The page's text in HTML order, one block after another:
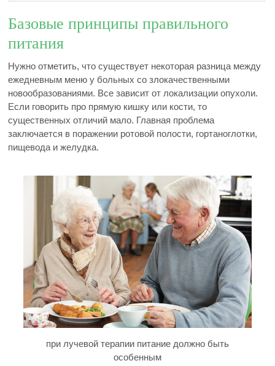
Базовые принципы правильного
питания
Нужно отметить, что существует некоторая разница между
ежедневным меню у больных со злокачественными
новообразованиями. Все зависит от локализации опухоли.
Если говорить про прямую кишку или кости, то
существенных отличий мало. Главная проблема
заключается в поражении ротовой полости, гортаноглотки,
пищевода и желудка.
при лучевой терапии питание должно быть
особенным